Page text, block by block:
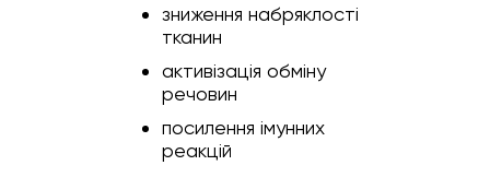
зниження набряклості
тканин
активізація обміну
речовин
посилення імунних
реакцій